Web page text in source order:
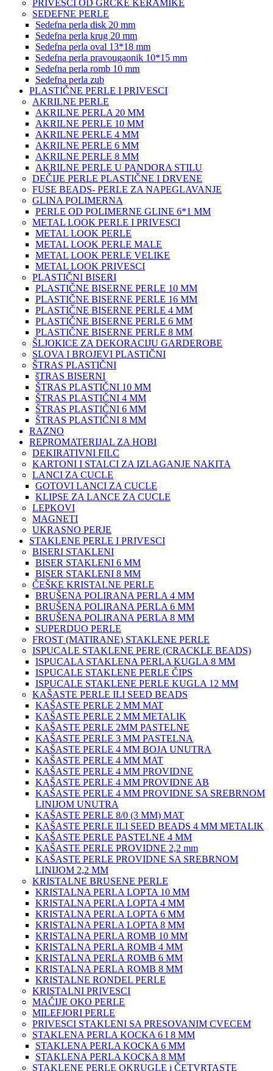
PRIVESCI OD GRČKE KERAMIKE
SEDEFNE PERLE
Sedefna perla disk 20 mm
Sedefna perla krug 20 mm
Sedefna perla oval 13*18 mm
Sedefna perla pravougaonik 10*15 mm
Sedefna perla romb 10 mm
Sedefna perla zub
PLASTIČNE PERLE I PRIVESCI
AKRILNE PERLE
AKRILNE PERLA 20 MM
AKRILNE PERLE 10 MM
AKRILNE PERLE 4 MM
AKRILNE PERLE 6 MM
AKRILNE PERLE 8 MM
AKRILNE PERLE U PANDORA STILU
DEČIJE PERLE PLASTIČNE I DRVENE
FUSE BEADS- PERLE ZA NAPEGLAVANJE
GLINA POLIMERNA
PERLE OD POLIMERNE GLINE 6*1 MM
METAL LOOK PERLE I PRIVESCI
METAL LOOK PERLE
METAL LOOK PERLE MALE
METAL LOOK PERLE VELIKE
METAL LOOK PRIVESCI
PLASTIČNI BISERI
PLASTIČNE BISERNE PERLE 10 MM
PLASTIČNE BISERNE PERLE 16 MM
PLASTIČNE BISERNE PERLE 4 MM
PLASTIČNE BISERNE PERLE 6 MM
PLASTIČNE BISERNE PERLE 8 MM
ŠLJOKICE ZA DEKORACIJU GARDEROBE
SLOVA I BROJEVI PLASTIČNI
ŠTRAS PLASTIČNI
šTRAS BISERNI
ŠTRAS PLASTIČNI 10 MM
ŠTRAS PLASTIČNI 4 MM
ŠTRAS PLASTIČNI 6 MM
ŠTRAS PLASTIČNI 8 MM
RAZNO
REPROMATERIJAL ZA HOBI
DEKIRATIVNI FILC
KARTONI I STALCI ZA IZLAGANJE NAKITA
LANCI ZA CUCLE
GOTOVI LANCI ZA CUCLE
KLIPSE ZA LANCE ZA CUCLE
LEPKOVI
MAGNETI
UKRASNO PERJE
STAKLENE PERLE I PRIVESCI
BISERI STAKLENI
BISER STAKLENI 6 MM
BISER STAKLENI 8 MM
ČEŠKE KRISTALNE PERLE
BRUŠENA POLIRANA PERLA 4 MM
BRUŠENA POLIRANA PERLA 6 MM
BRUŠENA POLIRANA PERLA 8 MM
SUPERDUO PERLE
FROST (MATIRANE) STAKLENE PERLE
ISPUCALE STAKLENE PERE (CRACKLE BEADS)
ISPUCALA STAKLENA PERLA KUGLA 8 MM
ISPUCALE STAKLENE PERLE ČIPS
ISPUCALE STAKLENE PERLE KUGLA 12 MM
KAŠASTE PERLE ILI SEED BEADS
KAŠASTE PERLE 2 MM MAT
KAŠASTE PERLE 2 MM METALIK
KAŠASTE PERLE 2MM PASTELNE
KAŠASTE PERLE 3 MM PASTELNA
KAŠASTE PERLE 4 MM BOJA UNUTRA
KAŠASTE PERLE 4 MM MAT
KAŠASTE PERLE 4 MM PROVIDNE
KAŠASTE PERLE 4 MM PROVIDNE AB
KAŠASTE PERLE 4 MM PROVIDNE SA SREBRNOM
LINIJOM UNUTRA
KAŠASTE PERLE 8/0 (3 MM) MAT
KAŠASTE PERLE ILI SEED BEADS 4 MM METALIK
KAŠASTE PERLE PASTELNE 4 MM
KAŠASTE PERLE PROVIDNE 2,2 mm
KAŠASTE PERLE PROVIDNE SA SREBRNOM
LINIJOM 2,2 MM
KRISTALNE BRUSENE PERLE
KRISTALNA PERLA LOPTA 10 MM
KRISTALNA PERLA LOPTA 4 MM
KRISTALNA PERLA LOPTA 6 MM
KRISTALNA PERLA LOPTA 8 MM
KRISTALNA PERLA ROMB 10 MM
KRISTALNA PERLA ROMB 4 MM
KRISTALNA PERLA ROMB 6 MM
KRISTALNA PERLA ROMB 8 MM
KRISTALNE RONDEL PERLE
KRISTALNI PRIVESCI
MAČIJE OKO PERLE
MILEFJORI PERLE
PRIVESCI STAKLENI SA PRESOVANIM CVECEM
STAKLENA PERLA KOCKA 6 I 8 MM
STAKLENA PERLA KOCKA 6 MM
STAKLENA PERLA KOCKA 8 MM
STAKLENE PERLE OKRUGLE i ČETVRTASTE